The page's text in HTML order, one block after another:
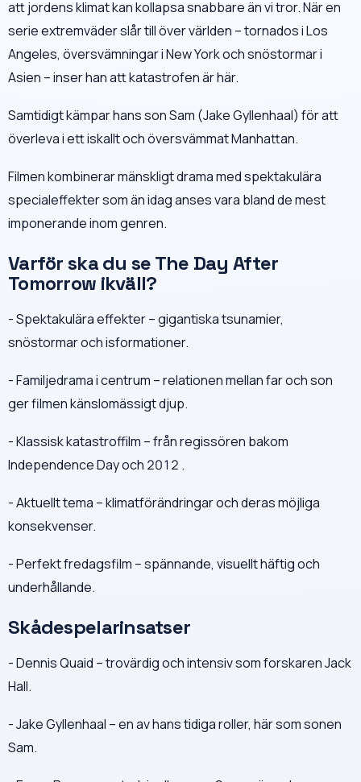
att jordens klimat kan kollapsa snabbare än vi tror. När en
serie extremväder slår till över världen – tornados i Los
Angeles, översvämningar i New York och snöstormar i
Asien – inser han att katastrofen är här.
Samtidigt kämpar hans son Sam (Jake Gyllenhaal) för att
överleva i ett iskallt och översvämmat Manhattan.
Filmen kombinerar mänskligt drama med spektakulära
specialeffekter som än idag anses vara bland de mest
imponerande inom genren.
Varför ska du se The Day After
Tomorrow ikväll?
- Spektakulära effekter – gigantiska tsunamier,
snöstormar och isformationer.
- Familjedrama i centrum – relationen mellan far och son
ger filmen känslomässigt djup.
- Klassisk katastroffilm – från regissören bakom
Independence Day och 2012 .
- Aktuellt tema – klimatförändringar och deras möjliga
konsekvenser.
- Perfekt fredagsfilm – spännande, visuellt häftig och
underhållande.
Skådespelarinsatser
- Dennis Quaid – trovärdig och intensiv som forskaren Jack
Hall.
- Jake Gyllenhaal – en av hans tidiga roller, här som sonen
Sam.